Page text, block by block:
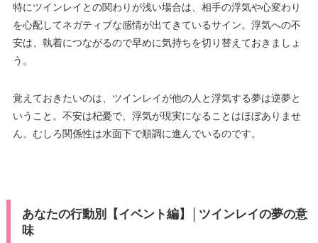
特にツインレイとの関わりが浅い場合は、相手の浮気や心変わり
を心配してネガティブな感情が出てきているサイン。浮気への不
安は、執着につながるので早めに気持ちを切り替えておきましょ
う。
覚えておきたいのは、ツインレイが他の人と浮気する夢は逆夢と
いうこと。不安は杞憂で、浮気が現実になることはほぼありませ
ん。むしろ関係性は水面下で順調に進んでいるのです。
あなたの行動別【イベント編】│ツインレイの夢の意
味